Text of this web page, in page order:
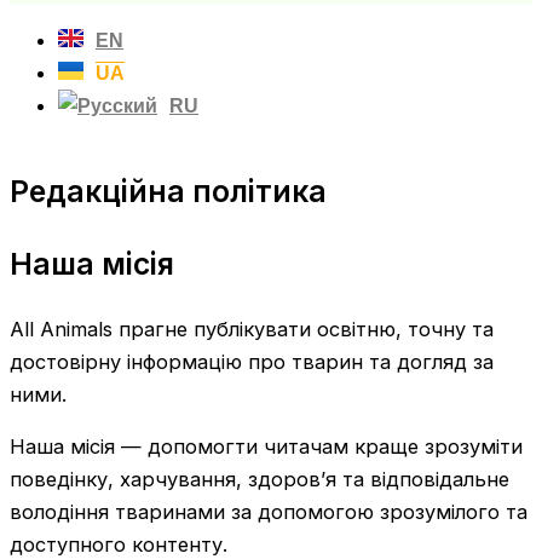
EN
UA
RU
Редакційна політика
Наша місія
All Animals прагне публікувати освітню, точну та
достовірну інформацію про тварин та догляд за
ними.
Наша місія — допомогти читачам краще зрозуміти
поведінку, харчування, здоров’я та відповідальне
володіння тваринами за допомогою зрозумілого та
доступного контенту.